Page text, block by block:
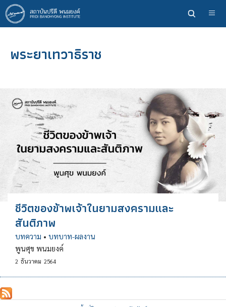
ข้าม
ไป
ยัง
หลักพระยาเทวาธิราช
ชีวิตของข้าพเจ้าในยามสงครามและ
สันติภาพ
บทความ • บทบาท-ผลงาน
พูนศุข พนมยงค์
2 ธันวาคม 2564